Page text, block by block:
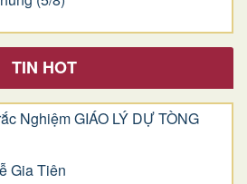
TIN HOT
Nghiệm GIÁO LÝ DỰ TÒNG
Gia Tiên